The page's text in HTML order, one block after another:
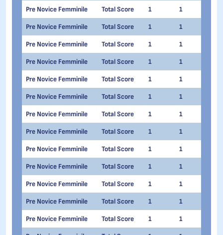
Pre Novice Femminile Total Score 1 1
Pre Novice Femminile Total Score 1 1
Pre Novice Femminile Total Score 1 1
Pre Novice Femminile Total Score 1 1
Pre Novice Femminile Total Score 1 1
Pre Novice Femminile Total Score 1 1
Pre Novice Femminile Total Score 1 1
Pre Novice Femminile Total Score 1 1
Pre Novice Femminile Total Score 1 1
Pre Novice Femminile Total Score 1 1
Pre Novice Femminile Total Score 1 1
Pre Novice Femminile Total Score 1 1
Pre Novice Femminile Total Score 1 1